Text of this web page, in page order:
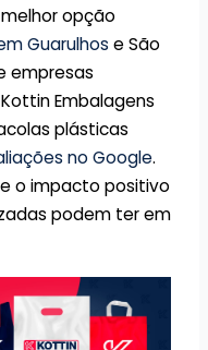
opção
Guarulhos e São
empresas
Embalagens
plásticas
no Google.
o impacto positivo
podem ter em